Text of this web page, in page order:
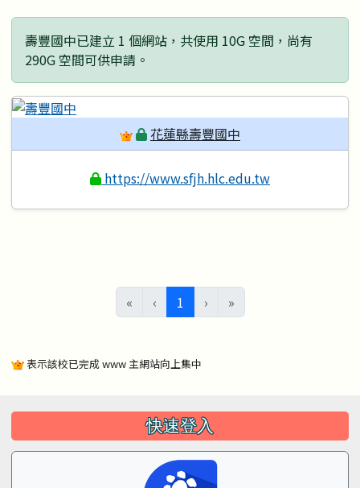
壽豐國中已建立 1 個網站，共使用 10G 空間，尚有
290G 空間可供申請。
花蓮縣壽豐國中
https://www.sfjh.hlc.edu.tw
« ‹ 1 (目前頁次)
› »
表示該校已完成 www 主網站向上集中
左邊區域內容 快速登入